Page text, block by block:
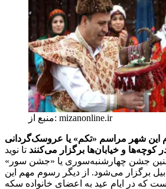
منبع از: mizanonline.ir
این شهر مراسم «تکم» یا عروسک‌گردانی
کوچه‌ها و خیابان‌ها برگزار می‌کنند تا نوید
جشن چهارشنبه‌سوری یا «جشن سور»
برگزار می‌شود. از دیگر رسوم مهم این
که در ایام عید به اعضای خانواده سکه